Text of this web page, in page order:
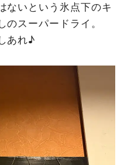
ないという氷点下のキ
のスーパードライ。
あれ♪